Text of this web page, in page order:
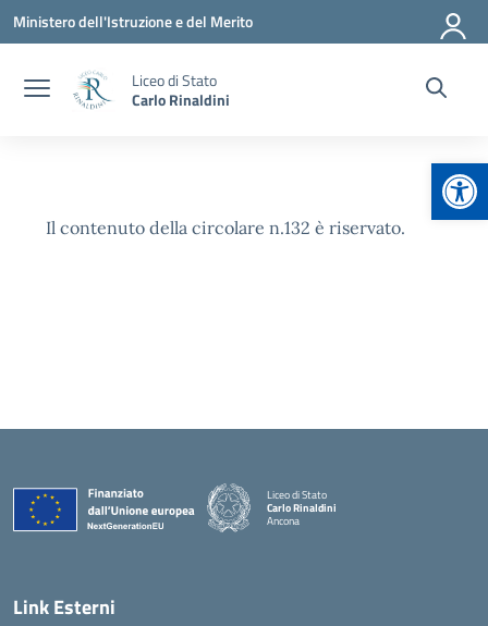
Vai ai contenuti
Vai al menu di navigazione
Vai al footer
Ministero dell'Istruzione e del Merito
Liceo di Stato
Carlo Rinaldini
Il contenuto della circolare n.132 è riservato.
Liceo di Stato
Carlo Rinaldini
Ancona
Link Esterni